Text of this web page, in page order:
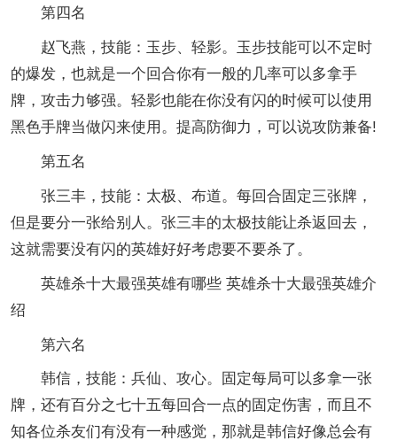
第四名
赵飞燕，技能：玉步、轻影。玉步技能可以不定时
的爆发，也就是一个回合你有一般的几率可以多拿手
牌，攻击力够强。轻影也能在你没有闪的时候可以使用
黑色手牌当做闪来使用。提高防御力，可以说攻防兼备!
第五名
张三丰，技能：太极、布道。每回合固定三张牌，
但是要分一张给别人。张三丰的太极技能让杀返回去，
这就需要没有闪的英雄好好考虑要不要杀了。
英雄杀十大最强英雄有哪些 英雄杀十大最强英雄介
绍
第六名
韩信，技能：兵仙、攻心。固定每局可以多拿一张
牌，还有百分之七十五每回合一点的固定伤害，而且不
知各位杀友们有没有一种感觉，那就是韩信好像总会有